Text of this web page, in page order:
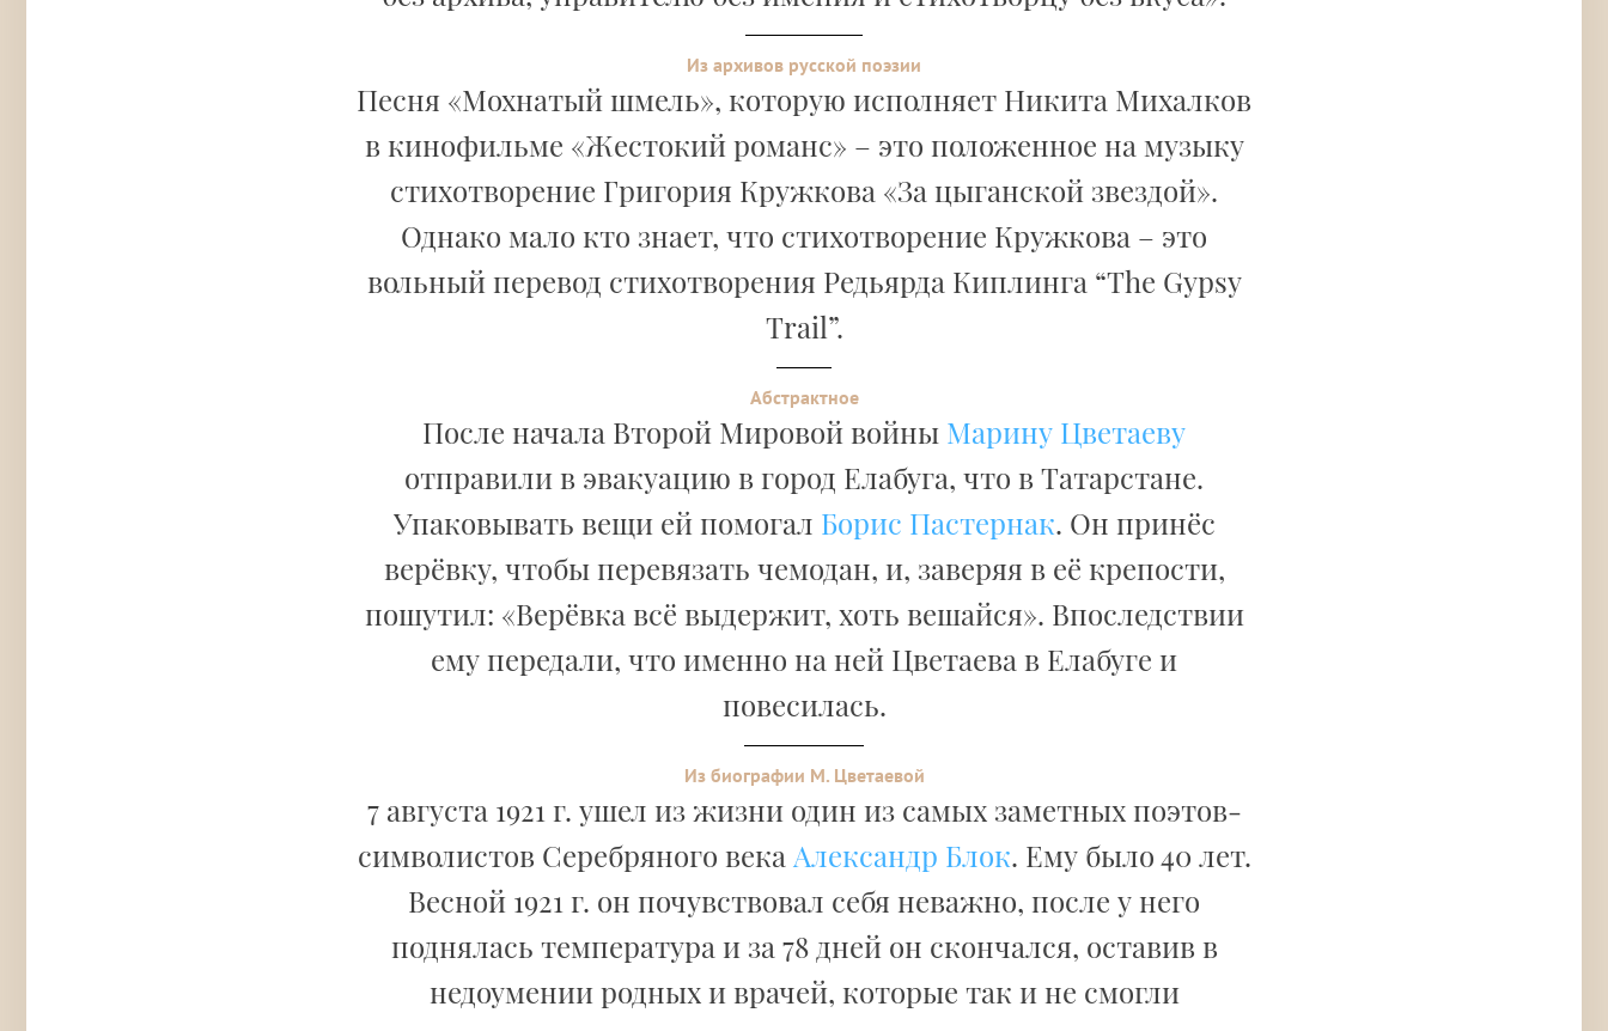
Из архивов русской поэзии
Песня «Мохнатый шмель», которую исполняет Никита Михалков
в кинофильме «Жестокий романс» – это положенное на музыку
стихотворение Григория Кружкова «За цыганской звездой».
Однако мало кто знает, что стихотворение Кружкова – это
вольный перевод стихотворения Редьярда Киплинга “The Gypsy
Trail”.
Абстрактное
После начала Второй Мировой войны Марину Цветаеву
отправили в эвакуацию в город Елабуга, что в Татарстане.
Упаковывать вещи ей помогал Борис Пастернак. Он принёс
верёвку, чтобы перевязать чемодан, и, заверяя в её крепости,
пошутил: «Верёвка всё выдержит, хоть вешайся». Впоследствии
ему передали, что именно на ней Цветаева в Елабуге и
повесилась.
Из биографии М. Цветаевой
7 августа 1921 г. ушел из жизни один из самых заметных поэтов-
символистов Серебряного века Александр Блок. Ему было 40 лет.
Весной 1921 г. он почувствовал себя неважно, после у него
поднялась температура и за 78 дней он скончался, оставив в
недоумении родных и врачей, которые так и не смогли